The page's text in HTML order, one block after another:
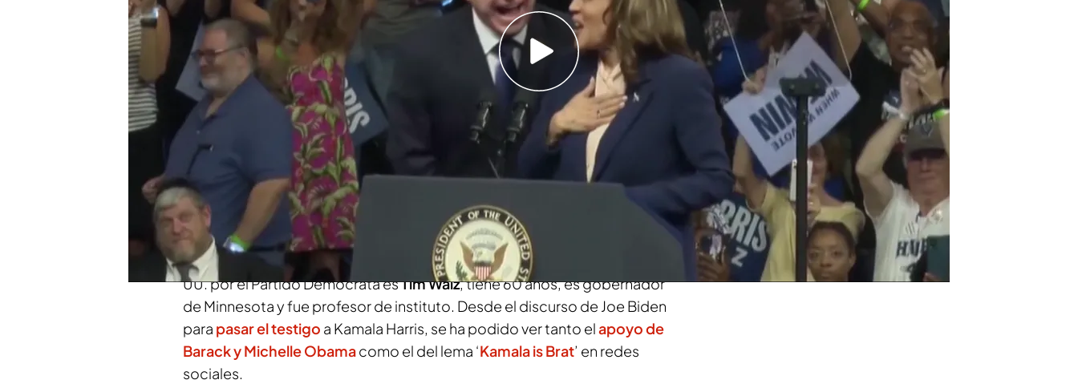
libertad, oportunidad y justicia"
Kamala Harris elige a Tim Walz como su número dos: ¿qué impacto
puede tener su sorprendente elección?
Compartir
Kamala Harris, la candidata demócrata a la Presidencia de los Estados
Unidos (EE. UU.), ya ha elegido acompañante para intentar convertirse en
la primera mujer que ocupe la Casa Blanca.Según informan Edgar Costa y
Ana Lorenzo en Noticias Cuatro
candidato a vicepresidente
UU. por el Partido Demócrata esTim Walz, tiene 60 años, es gobernador
de Minnesota y fue profesor de instituto. Desde el discurso de Joe Biden
para pasar el testigo a Kamala Harris, se ha podido ver tanto elapoyo de
Barack y Michelle Obamacomo el del lema ‘Kamala is Brat’ en redes
sociales.